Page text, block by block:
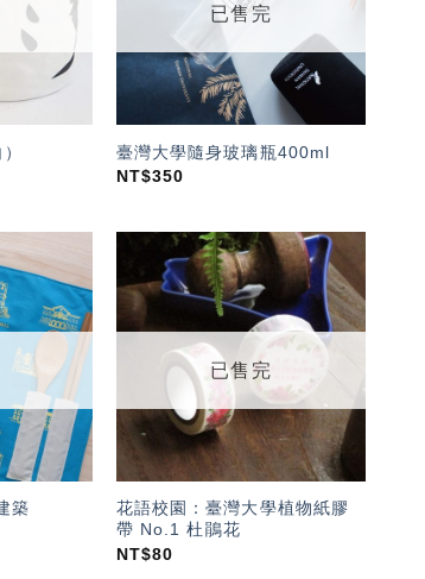
已售完
臺灣大學隨身玻璃瓶400ml
NT$350
加入
「願
望輕
築
加入
「願
望輕
單」
已售完
花語校園：臺灣大學植物紙膠
帶 No.1 杜鵑花
NT$80